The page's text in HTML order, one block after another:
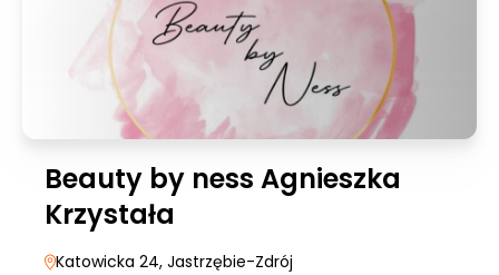
Beauty by ness Agnieszka
Krzystała
Katowicka 24, Jastrzębie-Zdrój